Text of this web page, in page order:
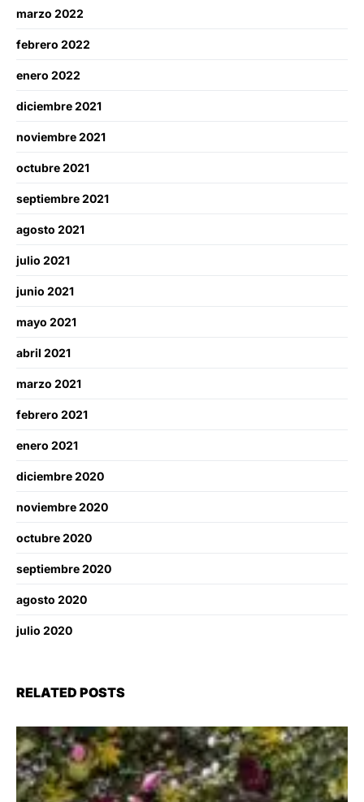
marzo 2022
febrero 2022
enero 2022
diciembre 2021
noviembre 2021
octubre 2021
septiembre 2021
agosto 2021
julio 2021
junio 2021
mayo 2021
abril 2021
marzo 2021
febrero 2021
enero 2021
diciembre 2020
noviembre 2020
octubre 2020
septiembre 2020
agosto 2020
julio 2020
RELATED POSTS